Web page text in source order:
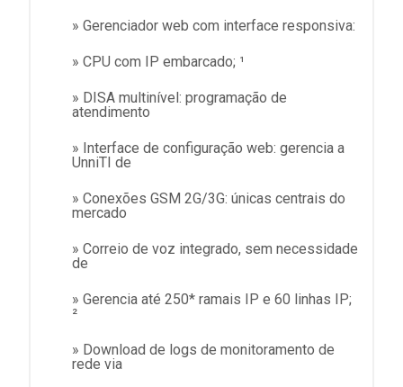
» Gerenciador web com interface responsiva:
» CPU com IP embarcado; ¹
» DISA multinível: programação de
atendimento
» Interface de configuração web: gerencia a
UnniTI de
» Conexões GSM 2G/3G: únicas centrais do
mercado
» Correio de voz integrado, sem necessidade
de
» Gerencia até 250* ramais IP e 60 linhas IP;
²
» Download de logs de monitoramento de
rede via